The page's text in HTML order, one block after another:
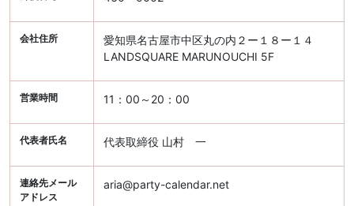
会社住所
愛知県名古屋市中区丸の内２ー１８ー１４
LANDSQUARE MARUNOUCHI 5F
営業時間 11：00～20：00
代表者氏名 代表取締役 山村 一
連絡先メール
アドレス
aria@party-calendar.net